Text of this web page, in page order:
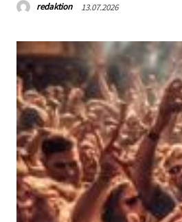
redaktion 13.07.2026